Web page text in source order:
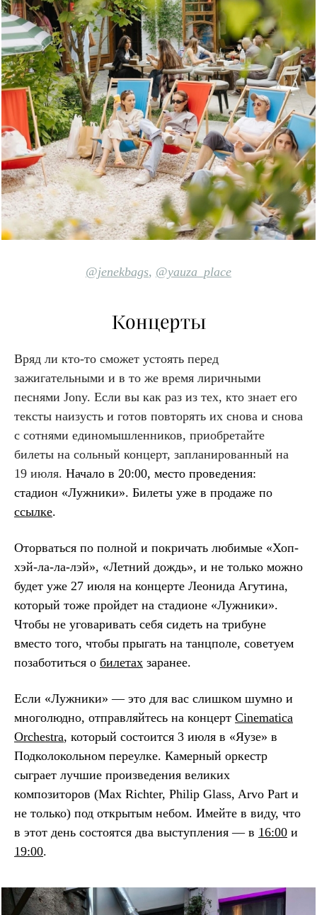
@jenekbags, @yauza_place
Концерты
Вряд ли кто-то сможет устоять перед
зажигательными и в то же время лиричными
песнями Jony. Если вы как раз из тех, кто знает его
тексты наизусть и готов повторять их снова и снова
с сотнями единомышленников, приобретайте
билеты на сольный концерт, запланированный на
19 июля. Начало в 20:00, место проведения:
стадион «Лужники». Билеты уже в продаже по
ссылке.
Оторваться по полной и покричать любимые «Хоп-
хэй-ла-ла-лэй», «Летний дождь», и не только можно
будет уже 27 июля на концерте Леонида Агутина,
который тоже пройдет на стадионе «Лужники».
Чтобы не уговаривать себя сидеть на трибуне
вместо того, чтобы прыгать на танцполе, советуем
позаботиться о билетах заранее.
Если «Лужники» — это для вас слишком шумно и
многолюдно, отправляйтесь на концерт Cinematica
Orchestra, который состоится 3 июля в «Яузе» в
Подколокольном переулке. Камерный оркестр
сыграет лучшие произведения великих
композиторов (Max Richter, Philip Glass, Arvo Part и
не только) под открытым небом. Имейте в виду, что
в этот день состоятся два выступления — в 16:00 и
19:00.